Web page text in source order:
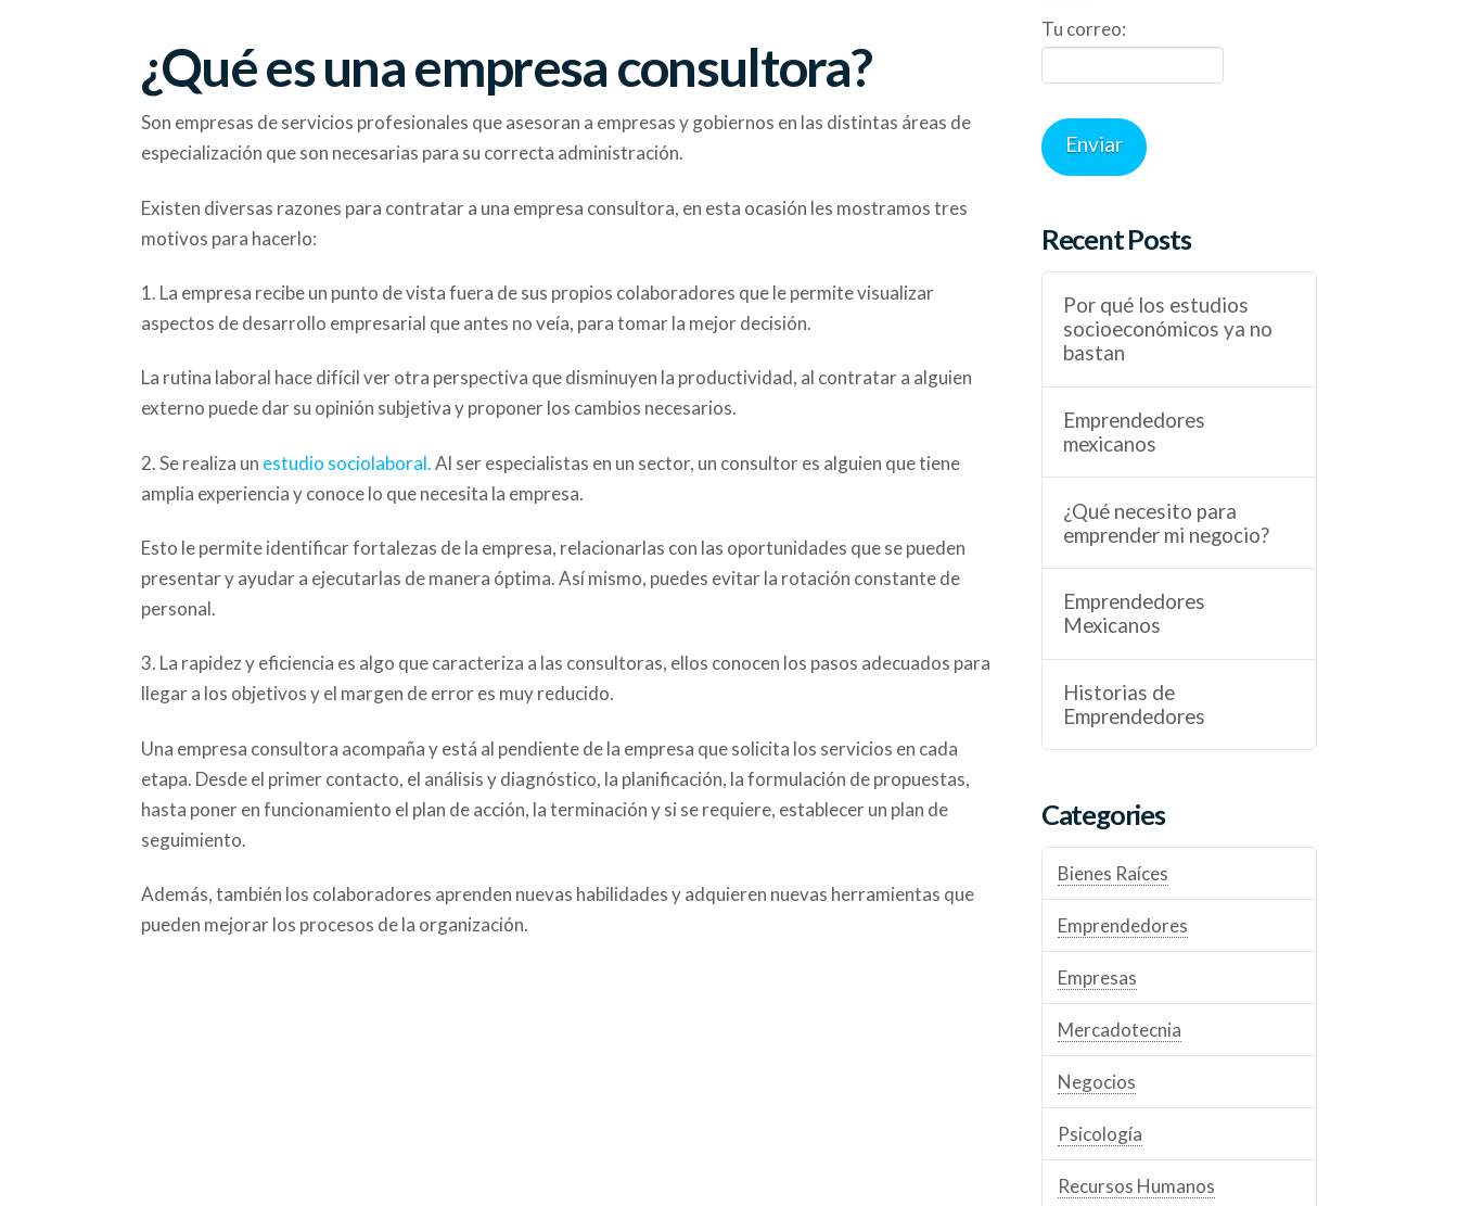
¿Qué es una empresa consultora?
Son empresas de servicios profesionales que asesoran a empresas y gobiernos en las distintas áreas de
especialización que son necesarias para su correcta administración.
Existen diversas razones para contratar a una empresa consultora, en esta ocasión les mostramos tres
motivos para hacerlo:
1. La empresa recibe un punto de vista fuera de sus propios colaboradores que le permite visualizar
aspectos de desarrollo empresarial que antes no veía, para tomar la mejor decisión.
La rutina laboral hace difícil ver otra perspectiva que disminuyen la productividad, al contratar a alguien
externo puede dar su opinión subjetiva y proponer los cambios necesarios.
2. Se realiza un estudio sociolaboral.Al ser especialistas en un sector, un consultor es alguien que tiene
amplia experiencia y conoce lo que necesita la empresa.
Esto le permite identificar fortalezas de la empresa, relacionarlas con las oportunidades que se pueden
presentar y ayudar a ejecutarlas de manera óptima. Así mismo, puedes evitar la rotación constante de
personal.
3. La rapidez y eficiencia es algo que caracteriza a las consultoras, ellos conocen los pasos adecuados para
llegar a los objetivos y el margen de error es muy reducido.
Una empresa consultora acompaña y está al pendiente de la empresa que solicita los servicios en cada
etapa. Desde el primer contacto, el análisis y diagnóstico, la planificación, la formulación de propuestas,
hasta poner en funcionamiento el plan de acción, la terminación y si se requiere, establecer un plan de
seguimiento.
Además, también los colaboradores aprenden nuevas habilidades y adquieren nuevas herramientas que
pueden mejorar los procesos de la organización.
Tu correo:
Recent Posts
Por qué los estudios
socioeconómicos ya no
bastan
Emprendedores
mexicanos
¿Qué necesito para
emprender mi negocio?
Emprendedores
Mexicanos
Historias de
Emprendedores
Categories
Bienes Raíces
Emprendedores
Empresas
Mercadotecnia
Negocios
Psicología
Recursos Humanos